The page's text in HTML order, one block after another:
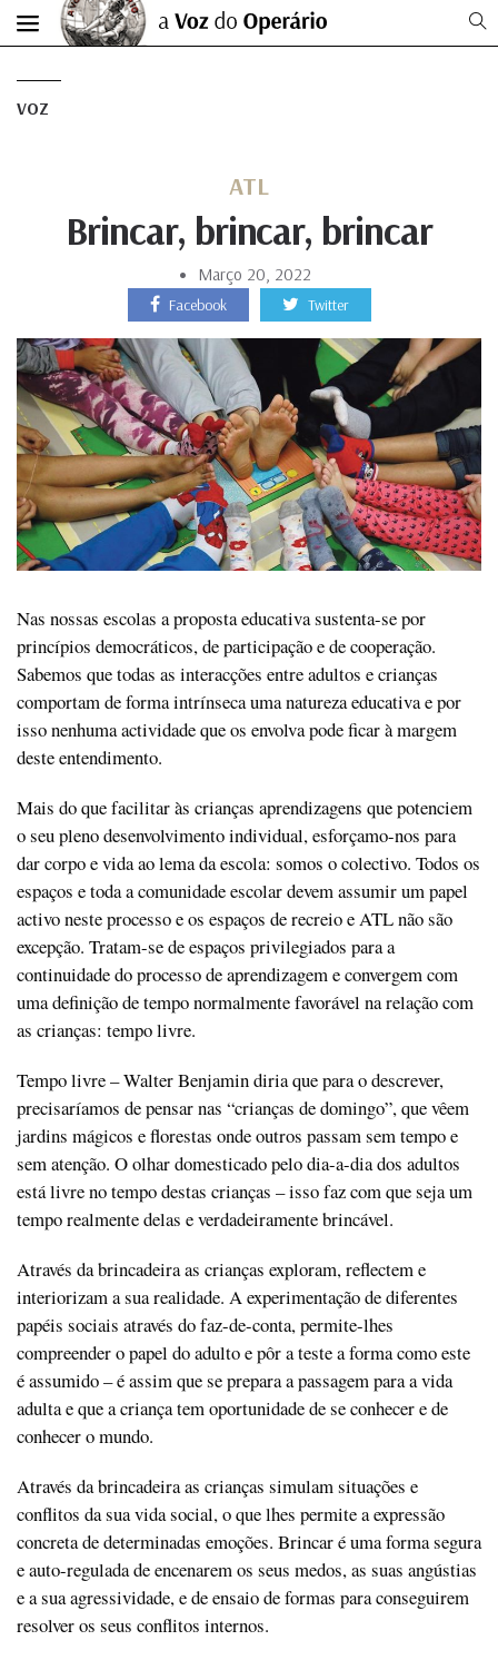
VOZ
ATL
Brincar, brincar, brincar
Março 20, 2022
Facebook Twitter
Nas nossas escolas a proposta educativa sustenta-se por
princípios democráticos, de participação e de cooperação.
Sabemos que todas as interacções entre adultos e crianças
comportam de forma intrínseca uma natureza educativa e por
isso nenhuma actividade que os envolva pode ficar à margem
deste entendimento.
Mais do que facilitar às crianças aprendizagens que potenciem
o seu pleno desenvolvimento individual, esforçamo-nos para
dar corpo e vida ao lema da escola: somos o colectivo. Todos os
espaços e toda a comunidade escolar devem assumir um papel
activo neste processo e os espaços de recreio e ATL não são
excepção. Tratam-se de espaços privilegiados para a
continuidade do processo de aprendizagem e convergem com
uma definição de tempo normalmente favorável na relação com
as crianças: tempo livre.
Tempo livre – Walter Benjamin diria que para o descrever,
precisaríamos de pensar nas “crianças de domingo”, que vêem
jardins mágicos e florestas onde outros passam sem tempo e
sem atenção. O olhar domesticado pelo dia-a-dia dos adultos
está livre no tempo destas crianças – isso faz com que seja um
tempo realmente delas e verdadeiramente brincável.
Através da brincadeira as crianças exploram, reflectem e
interiorizam a sua realidade. A experimentação de diferentes
papéis sociais através do faz-de-conta, permite-lhes
compreender o papel do adulto e pôr a teste a forma como este
é assumido – é assim que se prepara a passagem para a vida
adulta e que a criança tem oportunidade de se conhecer e de
conhecer o mundo.
Através da brincadeira as crianças simulam situações e
conflitos da sua vida social, o que lhes permite a expressão
concreta de determinadas emoções. Brincar é uma forma segura
e auto-regulada de encenarem os seus medos, as suas angústias
e a sua agressividade, e de ensaio de formas para conseguirem
resolver os seus conflitos internos.